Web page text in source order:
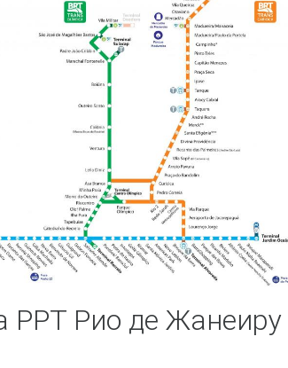
РРТ Рио де Жанеиру